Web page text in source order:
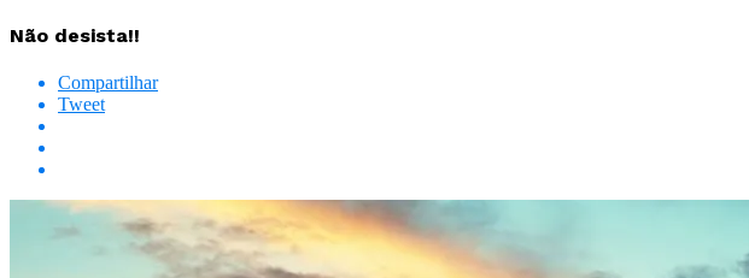
Não desista!!
Compartilhar
Tweet